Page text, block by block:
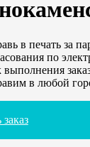
в печать за
по
в любой